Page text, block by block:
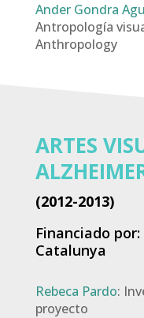
Ander Gondra
Antropología
Anthropology
ARTES
(2012-2013)
Financiado
Catalunya
Rebeca Pardo:
proyecto